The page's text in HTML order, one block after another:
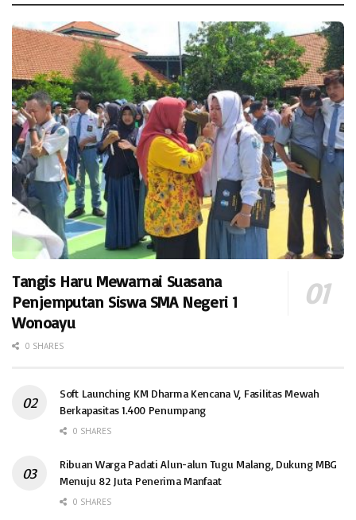
Tangis Haru Mewarnai Suasana
Penjemputan Siswa SMA Negeri 1
Wonoayu
0 SHARES
Soft Launching KM Dharma Kencana V, Fasilitas Mewah
Berkapasitas 1.400 Penumpang
0 SHARES
Ribuan Warga Padati Alun-alun Tugu Malang, Dukung MBG
Menuju 82 Juta Penerima Manfaat
0 SHARES